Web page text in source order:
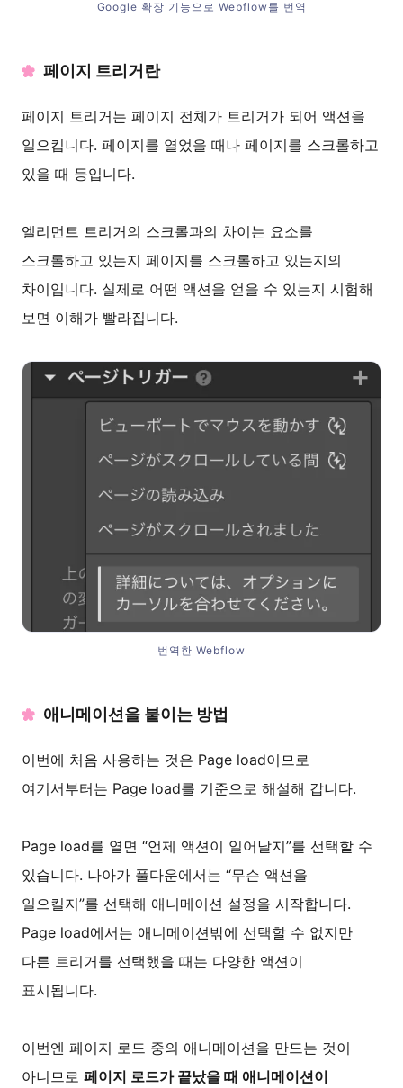
Google 확장 기능으로 Webflow를 번역
페이지 트리거란
페이지 트리거는 페이지 전체가 트리거가 되어 액션을
일으킵니다. 페이지를 열었을 때나 페이지를 스크롤하고
있을 때 등입니다.
엘리먼트 트리거의 스크롤과의 차이는 요소를
스크롤하고 있는지 페이지를 스크롤하고 있는지의
차이입니다. 실제로 어떤 액션을 얻을 수 있는지 시험해
보면 이해가 빨라집니다.
번역한 Webflow
애니메이션을 붙이는 방법
이번에 처음 사용하는 것은 Page load이므로
여기서부터는 Page load를 기준으로 해설해 갑니다.
Page load를 열면 “언제 액션이 일어날지”를 선택할 수
있습니다. 나아가 풀다운에서는 “무슨 액션을
일으킬지”를 선택해 애니메이션 설정을 시작합니다.
Page load에서는 애니메이션밖에 선택할 수 없지만
다른 트리거를 선택했을 때는 다양한 액션이
표시됩니다.
이번엔 페이지 로드 중의 애니메이션을 만드는 것이
아니므로 페이지 로드가 끝났을 때 애니메이션이